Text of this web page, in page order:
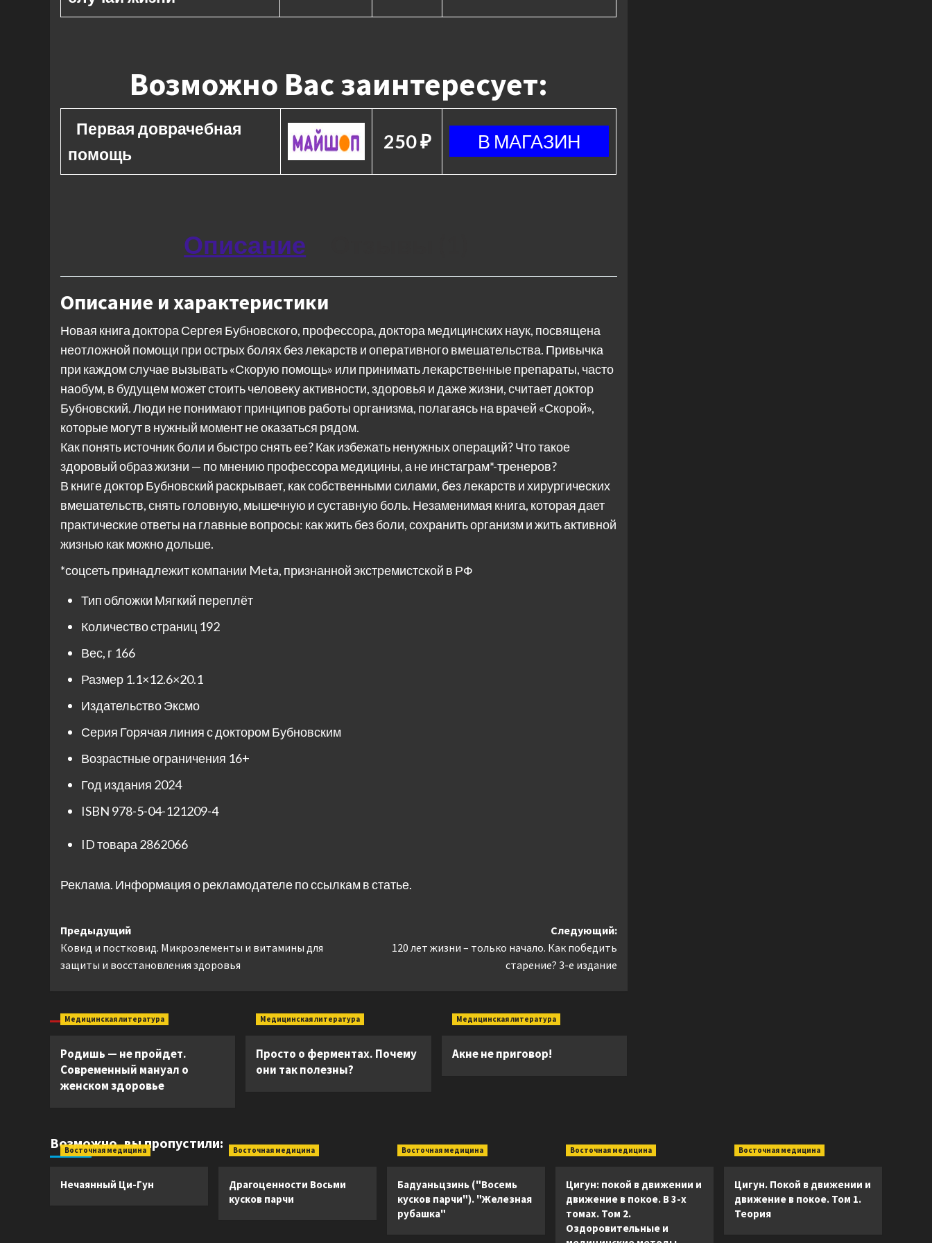
Возможно Вас заинтересует:
Первая доврачебная
помощь
250 ₽
Описание
Описание и характеристики
Новая книга доктора Сергея Бубновского, профессора, доктора медицинских наук, посвящена
неотложной помощи при острых болях без лекарств и оперативного вмешательства. Привычка
при каждом случае вызывать «Скорую помощь» или принимать лекарственные препараты, часто
наобум, в будущем может стоить человеку активности, здоровья и даже жизни, считает доктор
Бубновский. Люди не понимают принципов работы организма, полагаясь на врачей «Скорой»,
которые могут в нужный момент не оказаться рядом.
Как понять источник боли и быстро снять ее? Как избежать ненужных операций? Что такое
здоровый образ жизни — по мнению профессора медицины, а не инстаграм*-тренеров?
В книге доктор Бубновский раскрывает, как собственными силами, без лекарств и хирургических
вмешательств, снять головную, мышечную и суставную боль. Незаменимая книга, которая дает
практические ответы на главные вопросы: как жить без боли, сохранить организм и жить активной
жизнью как можно дольше.
*соцсеть принадлежит компании Meta, признанной экстремистской в РФ
Тип обложки Мягкий переплёт
Количество страниц 192
Вес, г 166
Размер 1.1×12.6×20.1
ИздательствоЭксмо
Серия Горячая линия с доктором Бубновским
Возрастные ограничения 16+
Год издания 2024
ISBN 978-5-04-121209-4
ID товара 2862066
Реклама. Информация о рекламодателе по ссылкам в статье.
Навигация
записи
Предыдущий
Ковид и постковид. Микроэлементы и витамины для
защиты и восстановления здоровья
Следующий:
120 лет жизни – только начало. Как победить
старение? 3-е издание
Медицинская литература
Родишь — не пройдет.
Современный мануал о
женском здоровье
Медицинская литература
Просто о ферментах. Почему
они так полезны?
Медицинская литература
Акне не приговор!
Возможно, вы пропустили:
Восточная медицина
Нечаянный Ци-Гун
Восточная медицина
Драгоценности Восьми
кусков парчи
Восточная медицина
Бадуаньцзинь ("Восемь
кусков парчи"). "Железная
рубашка"
Восточная медицина
Цигун: покой в движении и
движение в покое. В 3-х
томах. Том 2.
Оздоровительные и
Восточная медицина
Цигун. Покой в движении и
движение в покое. Том 1.
Теория